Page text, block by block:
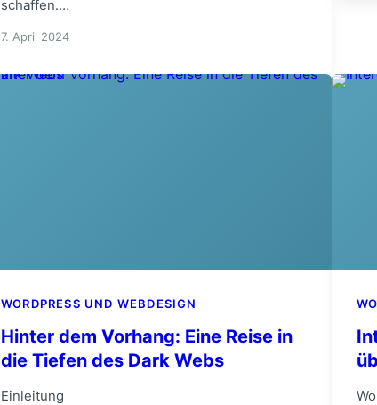
schaffen.…
7. April 2024
WORDPRESS UND WEBDESIGN
Hinter dem Vorhang: Eine Reise in
die Tiefen des Dark Webs
Einleitung